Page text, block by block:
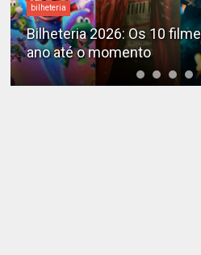
Destaques
X-Men no MCU: Marvel já
além do reboot